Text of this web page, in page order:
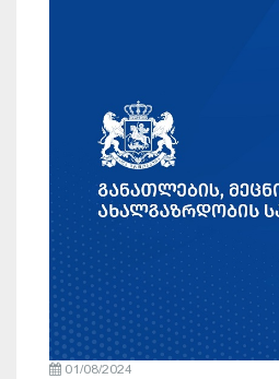
01/08/2024